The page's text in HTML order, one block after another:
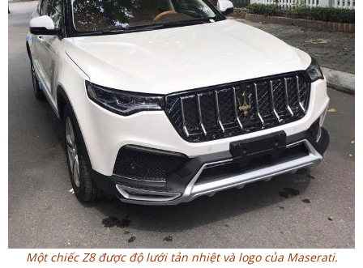
Một chiếc Z8 được độ lưới tản nhiệt và logo của Maserati.